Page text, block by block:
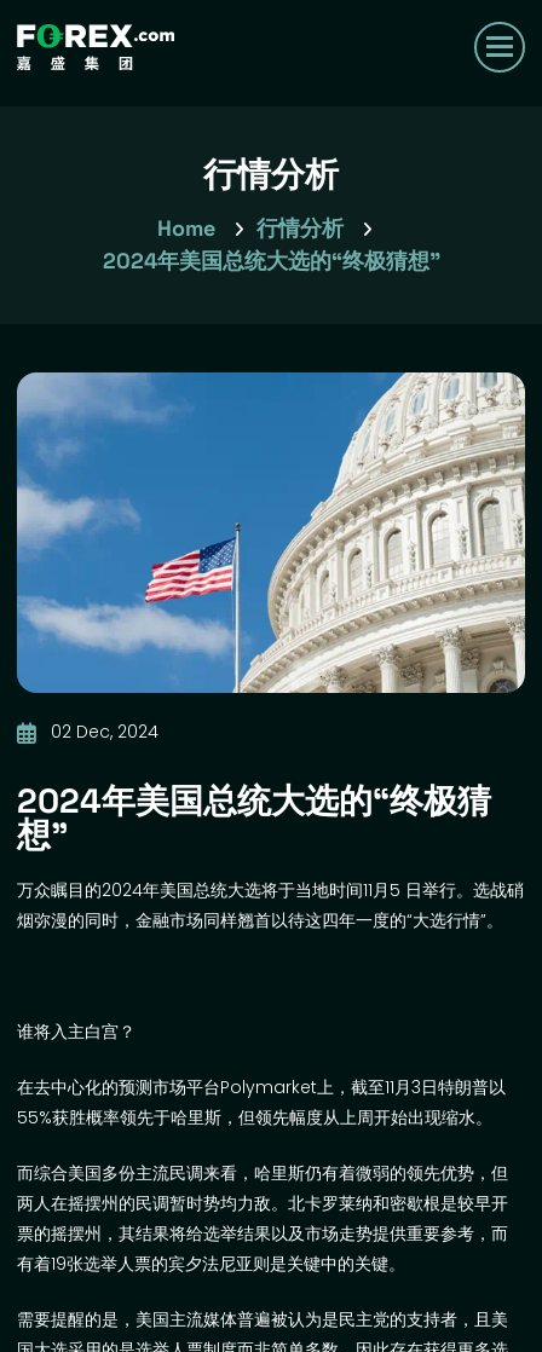
行情分析
Home
行情分析
2024年美国总统大选的“终极猜想”
02 Dec, 2024
2024年美国总统大选的“终极猜
想”
万众瞩目的2024年美国总统大选将于当地时间11月 5 日举行。选战硝
烟弥漫的同时，金融市场同样翘首以待这四年一度的“大选行情”。
谁将入主白宫？
在去中心化的预测市场平台Polymarket上，截至11月3日特朗普以
55%获胜概率领先于哈里斯，但领先幅度从上周开始出现缩水。
而综合美国多份主流民调来看，哈里斯仍有着微弱的领先优势，但
两人在摇摆州的民调暂时势均力敌。北卡罗莱纳和密歇根是较早开
票的摇摆州，其结果将给选举结果以及市场走势提供重要参考，而
有着19张选举人票的宾夕法尼亚则是关键中的关键。
需要提醒的是，美国主流媒体普遍被认为是民主党的支持者，且美